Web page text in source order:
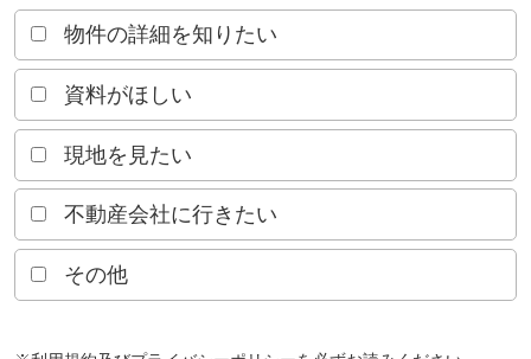
物件の詳細を知りたい
資料がほしい
現地を見たい
不動産会社に行きたい
その他